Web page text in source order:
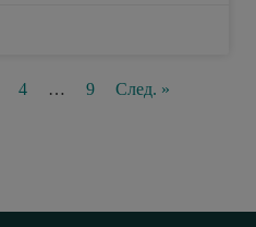
4 … 9 След. »